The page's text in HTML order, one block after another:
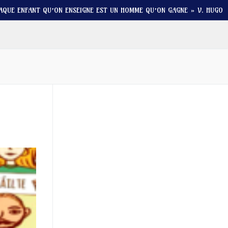
ENFANT QU’ON ENSEIGNE EST UN HOMME QU’ON GAGNE » V. HUGO